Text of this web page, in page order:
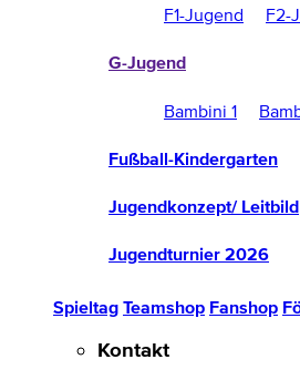
F1-Jugend F2-
G-Jugend
Bambini 1
Fußball-Kindergarten
Jugendkonzept/ Leitbild
Jugendturnier 2026
Spieltag Teamshop Fanshop
Kontakt